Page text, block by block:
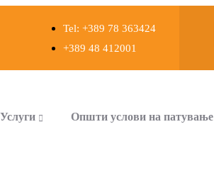
Tel: +389 78 363424
+389 48 412001
Услуги Општи услови на патување